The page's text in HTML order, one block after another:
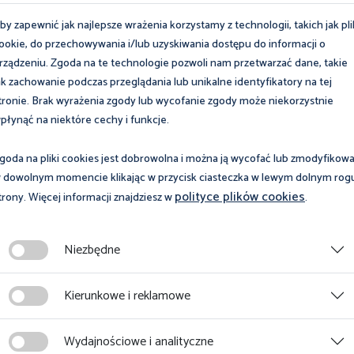
Pracy sukcesów w realizacji tej ważnej społecznie misji.
z jaką będzie się pan mierzył.
towarzyszyła panu troska o
i polskich przedsiębiorców, a
podkreśliła minister Agnieszka
Inspektora Pracy, zaznaczył, że czuje wagę zadań, ale
jaki został mu powierzony.
zapewnić jak najlepsze wrażenia korzystamy z technologii, takich jak
do przechowywania i/lub uzyskiwania dostępu do informacji o
Zgoda na te technologie pozwoli nam przetwarzać dane, takie
zachowanie podczas przeglądania lub unikalne identyfikatory na tej
Brak wyrażenia zgody lub wycofanie zgody może niekorzystnie
na niektóre cechy i funkcje.
na pliki cookies jest dobrowolna i można ją wycofać lub
dowolnym momencie klikając w przycisk ciasteczka w lewym dolnym
Więcej informacji znajdziesz wpolityce plików cookies.
Niezbędne
Kierunkowe i reklamowe
Wydajnościowe i analityczne